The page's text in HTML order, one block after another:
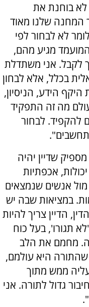
בוחנת את
המחנה שלנו מאוד
לא לבחור לפי
מגיע מהם,
לקבל. אני משתדלת
בכלל, אלא לבחון
הידע, הניסיון,
מה זה התפקיד
להקפיד. לבחור
שדיין יהיה
אכפתיות
מול אנשים שנמצאים
במציאות שבה יש
הדיין צריך להיות
תגורו', בעל כוח
מחמם את הלב
היא עולמם,
ממש מתוך
גדול לתורה. אני